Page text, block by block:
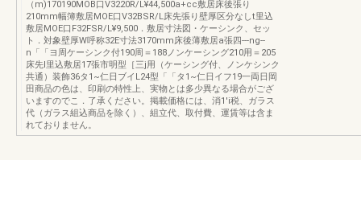
（m)170190MOB口V3220R/L¥44,500a+cc敷居床後張り
210mm幅簿敷居MOE口V32BSR/L床先張り壁厚区分なしt里込
敷居MOE口F32FSR/L¥9,500．敷居寸法図・ケーシンク、セッ
ト．対象壁厚W呼称32E寸法3170mm床後薄敷居a張四---ng--
n「「ヨ周ケーシンク付190周＝188ノンケーシング210用＝205
床先I里込敷居17張市明型［三j用（ケーシング付、ノンケシンク
共通）装飾36タ1~仁日ブイL24型「「タ1~仁日イフ19一両日岡
田商品の色は、印刷の特性上、実物とは多少異なる場合がござ
いますのでこ．了承ください。掲載価格には、消1'i税、ガラス
代（ガラス組込商品を除く）、組立代、取付費、運賃等は含ま
れておりません。